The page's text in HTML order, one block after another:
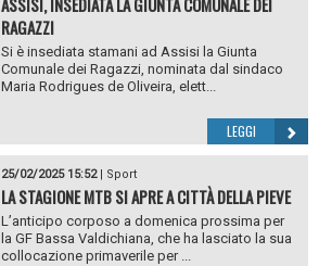
RAGAZZI
Si è insediata stamani ad Assisi la Giunta
Comunale dei Ragazzi, nominata dal sindaco
Maria Rodrigues de Oliveira, elett...
LEGGI
25/02/2025 15:52| Sport
LA STAGIONE MTB SI APRE A CITTÀ DELLA PIEVE
L’anticipo corposo a domenica prossima per
la GF Bassa Valdichiana, che ha lasciato la sua
collocazione primaverile per ...